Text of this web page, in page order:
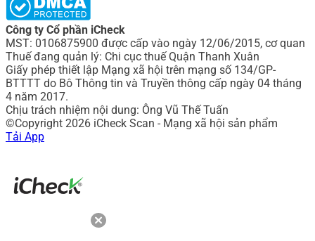
Công ty Cổ phần iCheck
MST: 0106875900 được cấp vào ngày 12/06/2015, cơ quan
Thuế đang quản lý: Chi cục thuế Quận Thanh Xuân
Giấy phép thiết lập Mạng xã hội trên mạng số 134/GP-
BTTTT do Bô Thông tin và Truyền thông cấp ngày 04 tháng
4 năm 2017.
Chịu trách nhiệm nội dung: Ông Vũ Thế Tuấn
©Copyright 2026 iCheck Scan - Mạng xã hội sản phẩm
Tải App